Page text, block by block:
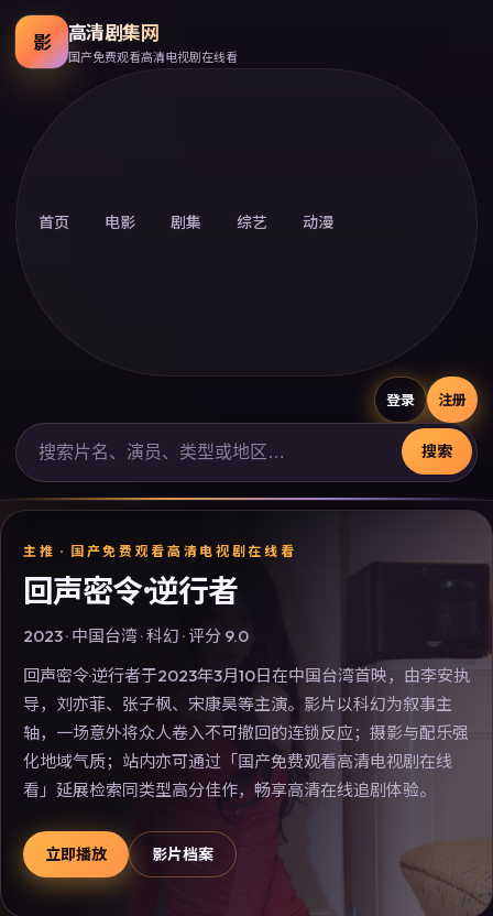
影 高清剧集网
国产免费观看高清电视剧在线看
首页 电影 剧集 综艺 动漫
登录 注册
搜索
主推 · 国产免费观看高清电视剧在线看
回声密令·逆行者
2023· 中国台湾·科幻 · 评分 9.0
回声密令·逆行者于2023年3月10日在中国台湾首映，由李安执
导，刘亦菲、张子枫、宋康昊等主演。影片以科幻为叙事主
轴，一场意外将众人卷入不可撤回的连锁反应；摄影与配乐强
化地域气质；站内亦可通过「国产免费观看高清电视剧在线
看」延展检索同类型高分佳作，畅享高清在线追剧体验。
立即播放 影片档案